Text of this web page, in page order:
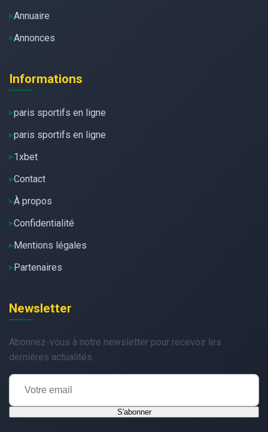
Annuaire
Annonces
Informations
paris sportifs en ligne
paris sportifs en ligne
1xbet
Contact
À propos
Confidentialité
Mentions légales
Partenaires
Newsletter
Abonnez-vous à notre newsletter pour recevoir les
dernières actualités.
S'abonner